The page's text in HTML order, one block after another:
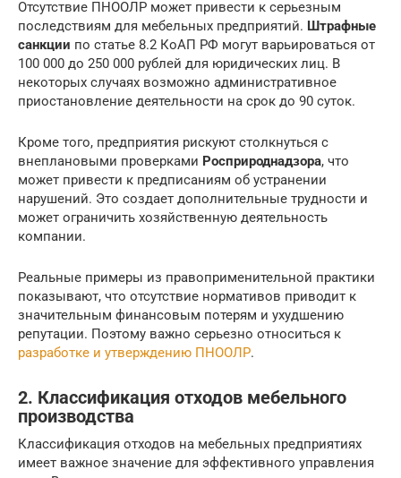
Отсутствие ПНООЛР может привести к серьезным
последствиям для мебельных предприятий. Штрафные
санкции по статье 8.2 КоАП РФ могут варьироваться от
100 000 до 250 000 рублей для юридических лиц. В
некоторых случаях возможно административное
приостановление деятельности на срок до 90 суток.
Кроме того, предприятия рискуют столкнуться с
внеплановыми проверками Росприроднадзора, что
может привести к предписаниям об устранении
нарушений. Это создает дополнительные трудности и
может ограничить хозяйственную деятельность
компании.
Реальные примеры из правоприменительной практики
показывают, что отсутствие нормативов приводит к
значительным финансовым потерям и ухудшению
репутации. Поэтому важно серьезно относиться к
разработке и утверждению ПНООЛР.
2. Классификация отходов мебельного
производства
Классификация отходов на мебельных предприятиях
имеет важное значение для эффективного управления